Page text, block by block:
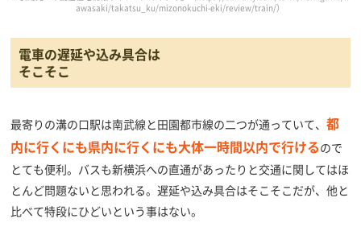
awasaki/takatsu_ku/mizonokuchi-eki/review/train/）
電車の遅延や込み具合は
そこそこ
最寄りの溝の口駅は南武線と田園都市線の二つが通っていて、都
内に行くにも県内に行くにも大体一時間以内で行けるので
とても便利。バスも新横浜への直通があったりと交通に関してはほ
とんど問題ないと思われる。遅延や込み具合はそこそこだが、他と
比べて特段にひどいという事はない。